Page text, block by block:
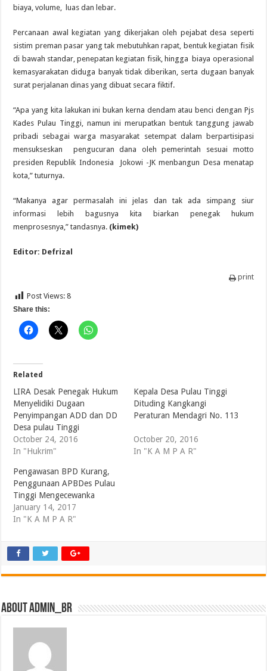
biaya, volume, luas dan lebar.
Percanaan awal kegiatan yang dikerjakan oleh pejabat desa seperti
sistim preman pasar yang tak mebutuhkan rapat, bentuk kegiatan fisik
di bawah standar, penepatan kegiatan fisik, hingga biaya operasional
kemasyarakatan diduga banyak tidak diberikan, serta dugaan banyak
surat perjalanan dinas yang dibuat secara fiktif.
“Apa yang kita lakukan ini bukan kerna dendam atau benci dengan Pjs
Kades Pulau Tinggi, namun ini merupatkan bentuk tanggung jawab
pribadi sebagai warga masyarakat setempat dalam berpartisipasi
mensukseskan pengucuran dana oleh pemerintah sesuai motto
presiden Republik Indonesia Jokowi -JK menbangun Desa menatap
kota,” tuturnya.
“Makanya agar permasalah ini jelas dan tak ada simpang siur
informasi lebih bagusnya kita biarkan penegak hukum
menprosesnya,” tandasnya. (kimek)
Editor: Defrizal
print
Post Views: 8
Share this:
Related
LIRA Desak Penegak Hukum
Menyelidiki Dugaan
Penyimpangan ADD dan DD
Desa pulau Tinggi
October 24, 2016
In "Hukrim"
Kepala Desa Pulau Tinggi
Dituding Kangkangi
Peraturan Mendagri No. 113
October 20, 2016
In "K A M P A R"
Pengawasan BPD Kurang,
Penggunaan APBDes Pulau
Tinggi Mengecewanka
January 14, 2017
In "K A M P A R"
About admin_br